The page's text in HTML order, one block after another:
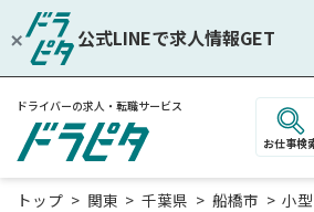
公式LINEで求人情報GET
ドライバーの求人・転職サービス
お仕事検
トップ 関東 千葉県 船橋市 小